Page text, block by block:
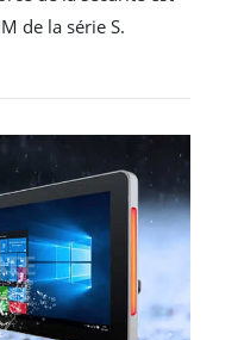
de la série S.